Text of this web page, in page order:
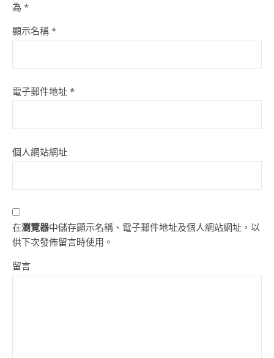
為 *
顯示名稱 *
電子郵件地址 *
個人網站網址
在瀏覽器中儲存顯示名稱、電子郵件地址及個人網站網址，以
供下次發佈留言時使用。
留言